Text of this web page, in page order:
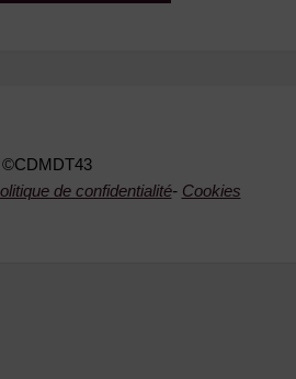
©CDMDT43
de confidentialité- Cookies